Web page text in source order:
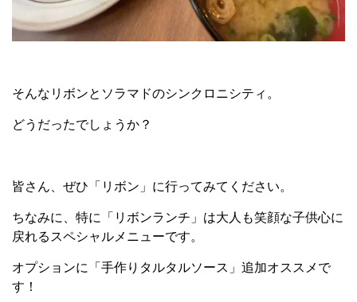
そんなリボンとソラマドのシンクロニシティ。
どうだったでしょうか？
皆さん、ぜひ「リボン」に行ってみてください。
ちなみに、特に「リボンランチ」は大人も笑顔な子供心に
戻れるスペシャルメニューです。
オプションに「手作りタルタルソース」追加オススメで
す！